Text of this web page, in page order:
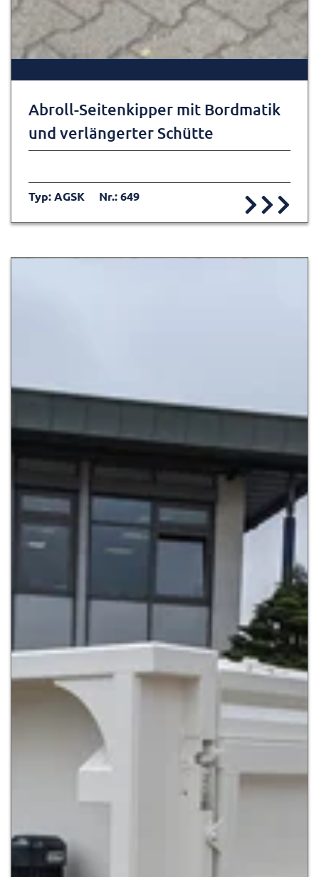
Abroll-Seitenkipper mit Bordmatik
und verlängerter Schütte
Typ: AGSK Nr.: 649